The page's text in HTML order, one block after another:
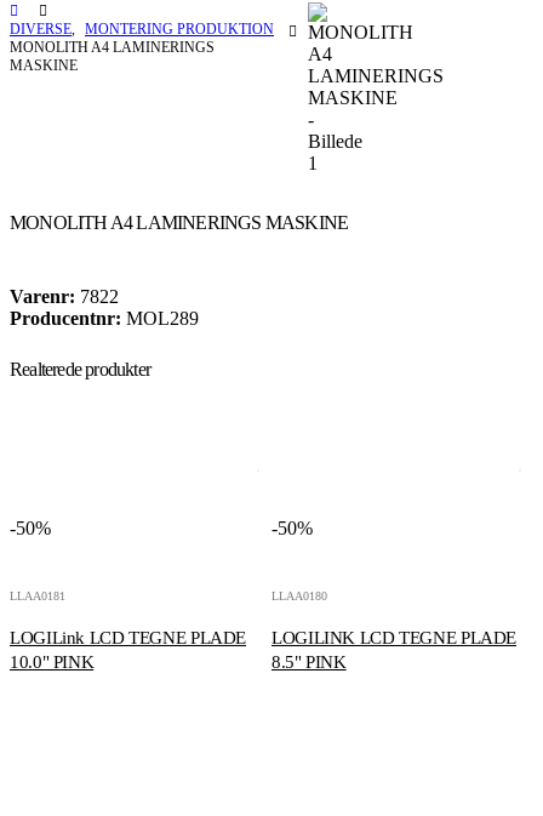
DIVERSE, MONTERING PRODUKTION
MONOLITH A4 LAMINERINGS
MASKINE
MONOLITH A4 LAMINERINGS MASKINE
Varenr: 7822
Producentnr: MOL289
Realterede produkter
-50%
LLAA0181
LOGILink LCD TEGNE PLADE
10.0" PINK
-50%
LLAA0180
LOGILINK LCD TEGNE PLADE
8.5" PINK